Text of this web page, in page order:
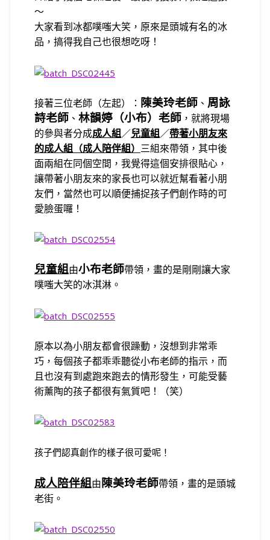
～
大家看到冰都噗嗤大笑，原來是頭城有名的冰
品，搞得我自己也很想吃呀！
接著三位老師（左起）： 陳美玲老師 、 周詠
詩老師 、 林韻婷（小布）老師 ，就將現場
的參與者分成成人組 ／兒童組 ／帶著小朋友來
的成人組（成人陪伴組）
三組來帶領，其中後
面兩組在同個空間，我覺得這個安排很貼心，
讓帶著小朋友來的家長也可以就近幫看著小朋
友們，當然也可以順便捕捉孩子們創作時的可
愛臉蛋囉！
兒童組由小布老師帶領，畫的是剛剛讓大家
噗嗤大笑的冰淇淋。
原本以為小朋友都會很躁動，沒想到非常乖
巧，每個孩子都乖乖聽從小布老師的指示， 而
且也沒有到處跑來跑去的情形發生，可能受藝
術薰陶的孩子都很有氣質吧！（笑）
孩子們認真創作的樣子很可愛呢！
成人陪伴組 由 陳美玲老師帶領，畫的是頭城
老街。